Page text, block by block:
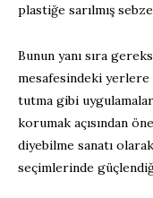
plastiğe sarılmış
Bunun yanı sıra
mesafesindeki
tutma gibi
korumak açısından
diyebilme sanatı
seçimlerinde